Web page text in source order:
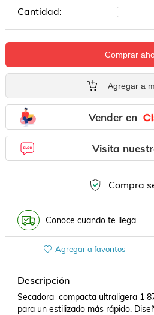
Cantidad:
Comprar
Agregar a
Vender en
Visita
Compra
Conoce cuando te llega
Agregar a favoritos
Descripción
Secadora  compacta ultraligera 1
para un estilizado más rápido.